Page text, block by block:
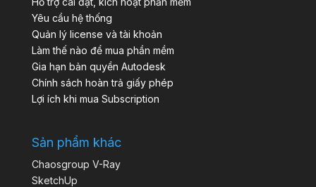
Yêu cầu hệ thống
Quản lý license và tài khoản
Làm thế nào để mua phần mềm
Gia hạn bản quyền Autodesk
Chính sách hoàn trả giấy phép
Lợi ích khi mua Subscription
Sản phẩm khác
Chaosgroup V-Ray
SketchUp